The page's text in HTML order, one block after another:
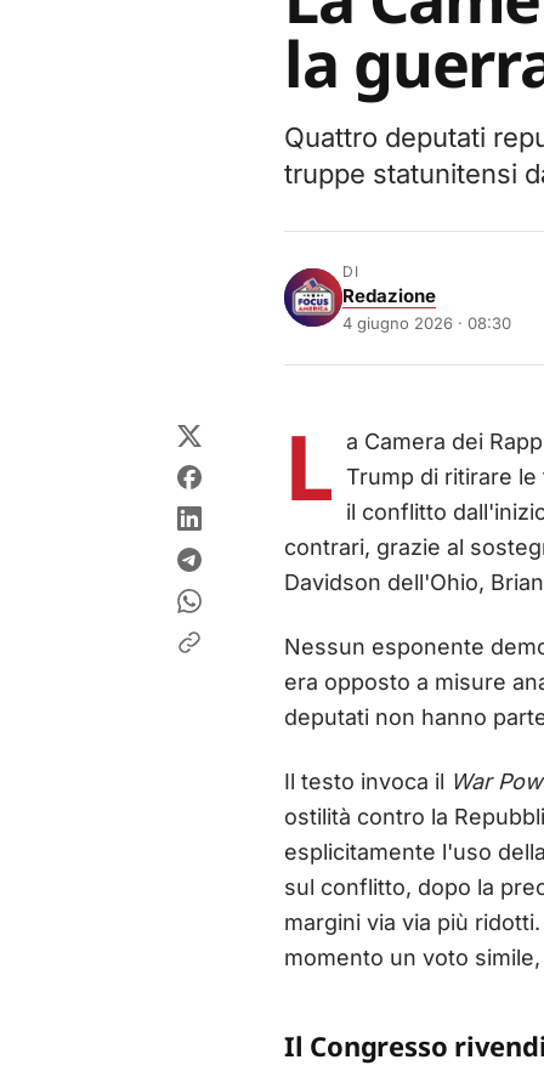
la
Quattro deputati
truppe statunitensi
DI
Redazione
4 giugno 2026 · 08:30
L a Camera dei
Trump di ritirare
il conflitto
contrari, grazie al
Davidson dell'Ohio,
Nessun esponente
era opposto a misure
deputati non hanno
Il testo invoca il War
ostilità contro la
esplicitamente l'uso
sul conflitto, dopo la
margini via via più
momento un voto
Il Congresso